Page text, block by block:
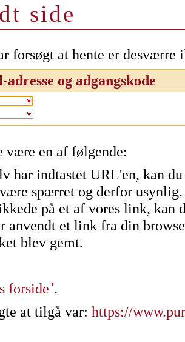
side
forsøgt at hente er
og adgangskode
være en af følgende:
har indtastet URL'en, kan
spærret og derfor usynlig.
på et af vores link, kan
anvendt et link fra din
blev gemt.
forside .
at tilgå var: https://